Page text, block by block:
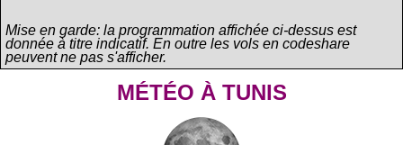
Mise en garde: la programmation affichée ci-dessus est
donnée à titre indicatif. En outre les vols en codeshare
peuvent ne pas s'afficher.
MÉTÉO À TUNIS